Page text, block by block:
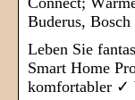
Buderus,
Leben Sie
Smart Home
komfortabler ✓